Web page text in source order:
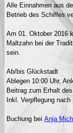
Alle Einnahmen aus
Betrieb des Schiffes
Am 01. Oktober 2016
Maltzahn bei der
sein.
Ab/bis Glückstadt
Ablegen 10:00 Uhr,
Beitrag zum Erhalt
Inkl. Verpflegung nach
Buchung beiAnja